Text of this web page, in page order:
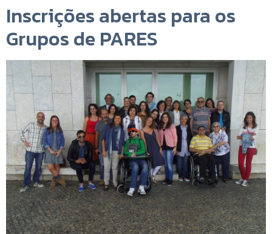
Inscrições abertas para os
Grupos de PARES